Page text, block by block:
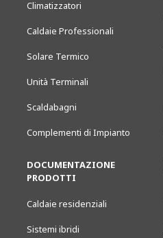
Climatizzatori
Caldaie Professionali
Solare Termico
Unità Terminali
Scaldabagni
Complementi di Impianto
DOCUMENTAZIONE
PRODOTTI
Caldaie residenziali
Sistemi ibridi